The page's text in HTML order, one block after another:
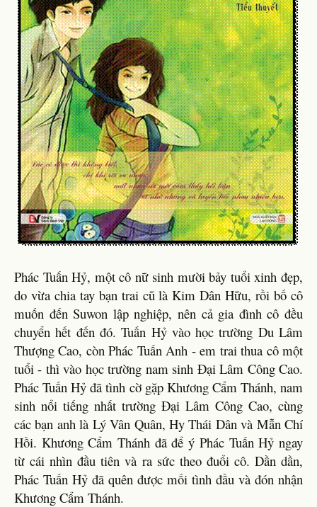
Phác Tuấn Hỷ, một cô nữ sinh mười bảy tuổi xinh đẹp,
do vừa chia tay bạn trai cũ là Kim Dân Hữu, rồi bố cô
muốn đến Suwon lập nghiệp, nên cả gia đình cô đều
chuyển hết đến đó. Tuấn Hỷ vào học trường Du Lâm
Thượng Cao, còn Phác Tuấn Anh - em trai thua cô một
tuổi - thì vào học trường nam sinh Đại Lâm Công Cao.
Phác Tuấn Hỷ đã tình cờ gặp Khương Cẩm Thánh, nam
sinh nổi tiếng nhất trường Đại Lâm Công Cao, cùng
các bạn anh là Lý Vân Quân, Hy Thái Dân và Mẫn Chí
Hồi. Khương Cẩm Thánh đã để ý Phác Tuấn Hỷ ngay
từ cái nhìn đầu tiên và ra sức theo đuổi cô. Dần dần,
Phác Tuấn Hỷ đã quên được mối tình đầu và đón nhận
Khương Cẩm Thánh.